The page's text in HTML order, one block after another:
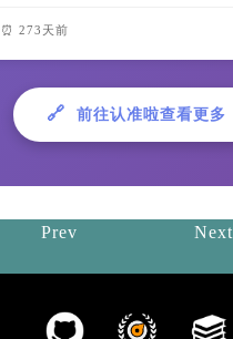
⏰ 273天前
🔗 前往认准啦查看更多
Prev Next